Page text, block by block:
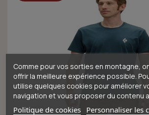
Comme pour vos sorties en montagne,
offrir la meilleure expérience possible.
utilise quelques cookies pour améliorer
navigation et vous proposer du contenu
Politique de cookies Personnaliser les